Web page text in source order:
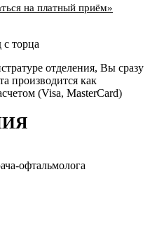
на платный приём»
торца
отделения, Вы сразу
производится как
(Visa, MasterCard)
офтальмолога